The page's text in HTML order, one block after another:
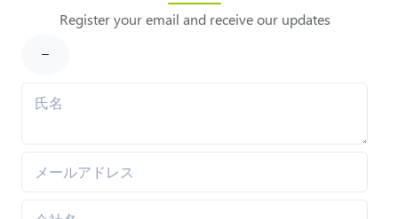
Register your email and receive our updates